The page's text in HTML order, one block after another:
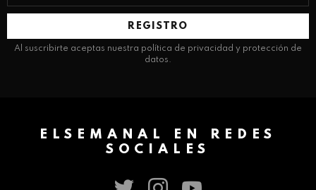
correo
Al suscribirte aceptas nuestra política de privacidad y protección de
datos.
ELSEMANAL EN REDES
SOCIALES